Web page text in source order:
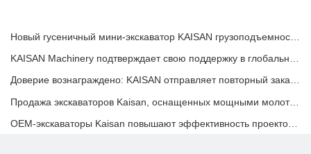
Доверие вознаграждено: KAISAN отправляет повторный заказ на 20 экскаваторов своему давнему португальскому партнеру
Продажа экскаваторов Kaisan, оснащенных мощными молотами и прецизионными гидравлическими цилиндрами